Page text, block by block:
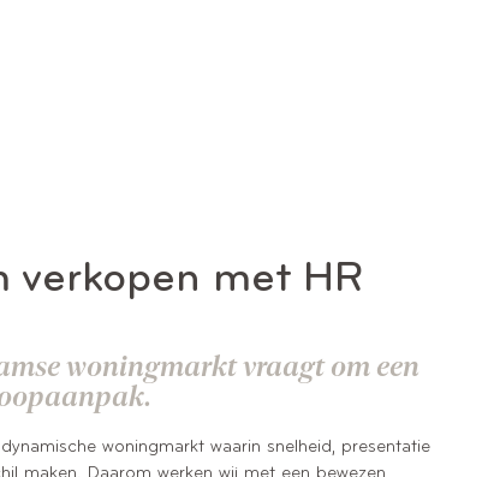
verkopen met HR
woningmarkt vraagt om een
woningmarkt waarin snelheid, presentatie